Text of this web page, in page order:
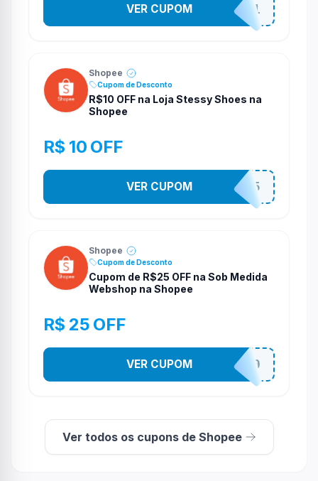
STES2541
VER CUPOM
Shopee
Cupom de Desconto
R$10 OFF na Loja Stessy Shoes na
Shopee
R$ 10 OFF
STES2525
VER CUPOM
Shopee
Cupom de Desconto
Cupom de R$25 OFF na Sob Medida
Webshop na Shopee
R$ 25 OFF
SOBM25250
VER CUPOM
Ver todos os cupons de Shopee